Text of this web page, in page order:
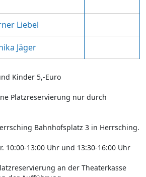
Liebel
Jäger
Kinder 5,-Euro
Platzreservierung nur durch
Bahnhofsplatz 3 in Herrsching.
10:00-13:00 Uhr und 13:30-16:00 Uhr
an der Theaterkasse